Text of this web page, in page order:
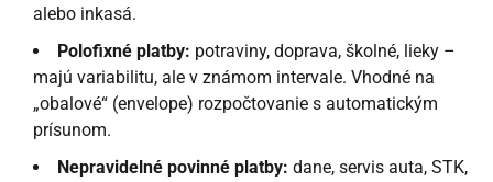
alebo inkasá.
Polofixné platby: potraviny, doprava, školné, lieky –
majú variabilitu, ale v známom intervale. Vhodné na
„obalové“ (envelope) rozpočtovanie s automatickým
prísunom.
Nepravidelné povinné platby: dane, servis auta, STK,